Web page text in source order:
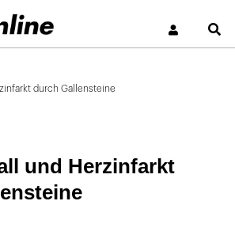
durch Gallensteine
und Herzinfarkt